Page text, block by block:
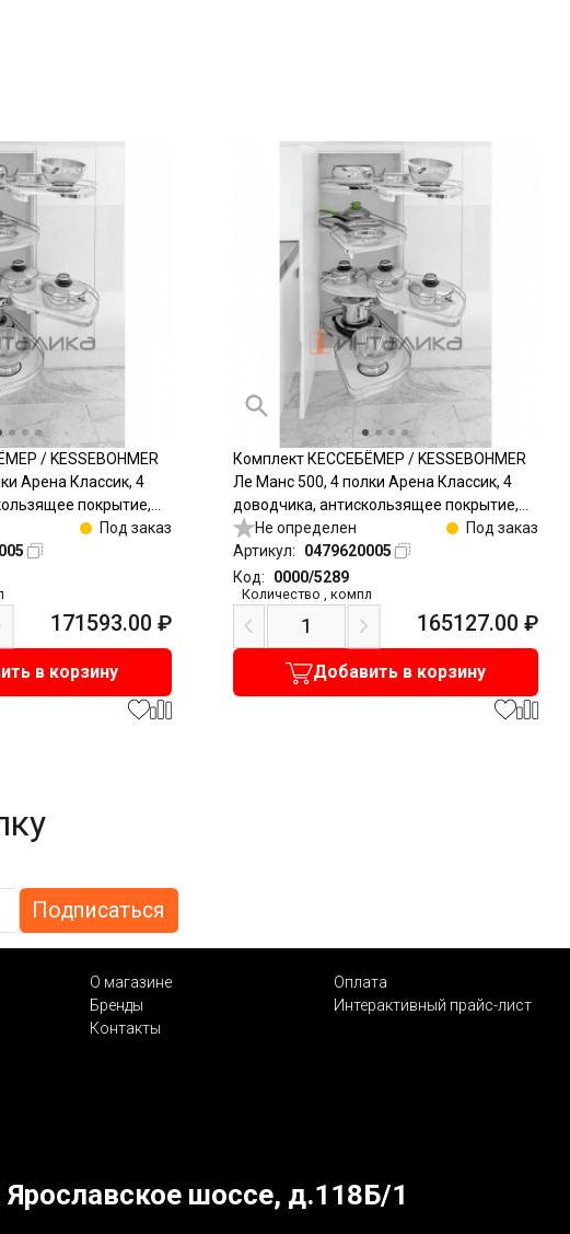
/ KESSEBOHMER
Арена Классик, 4
покрытие,
Под заказ
171593.00 ₽
в корзину
Комплект КЕССЕБЁМЕР / KESSEBOHMER
Ле Манс 500, 4 полки Арена Классик, 4
доводчика, антискользящее покрытие,
H1265мм, правый, хром
Не определен
Под заказ
Артикул:
0479620005
Код:
0000/5289
Количество компл
165127.00 ₽
Добавить в корзину
О магазине
Оплата
Бренды
Интерактивный прайс-лист
Контакты
шоссе, д.118Б/1